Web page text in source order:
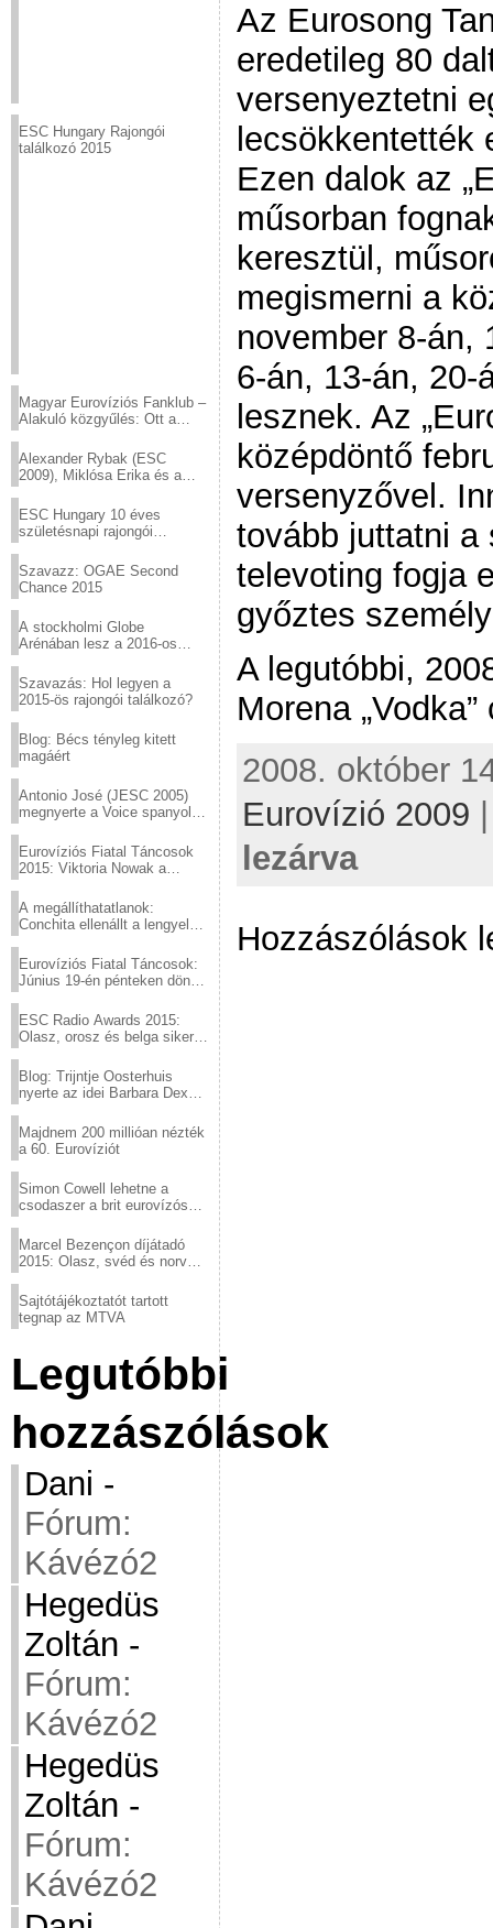
ESC Hungary Rajongói
találkozó 2015
Magyar Eurovíziós Fanklub –
Alakuló közgyűlés: Ott a
Alexander Rybak (ESC
2009), Miklósa Erika és a
sztárjai a Margitszigeten
ESC Hungary 10 éves
születésnapi rajongói
Szavazz: OGAE Second
Chance 2015
A stockholmi Globe
Arénában lesz a 2016-os
Szavazás: Hol legyen a
2015-ös rajongói találkozó?
Blog: Bécs tényleg kitett
magáért
Antonio José (JESC 2005)
megnyerte a Voice spanyol
Eurovíziós Fiatal Táncosok
2015: Viktoria Nowak a
A megállíthatatlanok:
Conchita ellenállt a lengyel
Eurovíziós Fiatal Táncosok:
Június 19-én pénteken döntő
ESC Radio Awards 2015:
Olasz, orosz és belga siker,
Blog: Trijntje Oosterhuis
nyerte az idei Barbara Dex
Majdnem 200 millióan nézték
a 60. Eurovíziót
Simon Cowell lehetne a
csodaszer a brit eurovízós
Marcel Bezençon díjátadó
2015: Olasz, svéd és norvég
Sajtótájékoztatót tartott
tegnap az MTVA
Legutóbbi
hozzászólások
Dani -
Fórum:
Kávézó2
Hegedüs
Zoltán -
Fórum:
Kávézó2
Hegedüs
Zoltán -
Fórum:
Kávézó2
Az Eurosong
eredetileg 80
versenyeztetni
lecsökkentették
Ezen dalok az
műsorban
keresztül,
megismerni a
november 8-án,
6-án, 13-án, 20-
lesznek. Az
középdöntő
versenyzővel.
tovább juttatni a
televoting fogja
győztes
A legutóbbi,
Morena
2008. október
Eurovízió 2009
lezárva
Hozzászólások